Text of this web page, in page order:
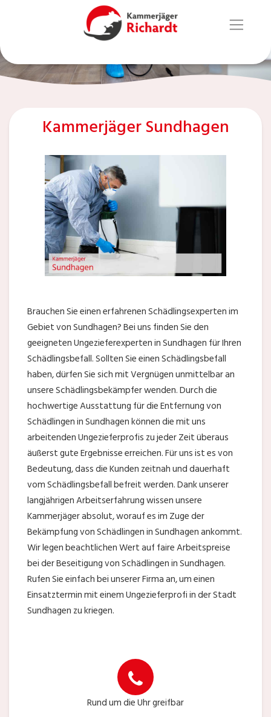
Kammerjäger Sundhagen
Brauchen Sie einen erfahrenen Schädlingsexperten im
Gebiet von Sundhagen? Bei uns finden Sie den
geeigneten Ungezieferexperten in Sundhagen für Ihren
Schädlingsbefall. Sollten Sie einen Schädlingsbefall
haben, dürfen Sie sich mit Vergnügen unmittelbar an
unsere Schädlingsbekämpfer wenden. Durch die
hochwertige Ausstattung für die Entfernung von
Schädlingen in Sundhagen können die mit uns
arbeitenden Ungezieferprofis zu jeder Zeit überaus
äußerst gute Ergebnisse erreichen. Für uns ist es von
Bedeutung, dass die Kunden zeitnah und dauerhaft
vom Schädlingsbefall befreit werden. Dank unserer
langjährigen Arbeitserfahrung wissen unsere
Kammerjäger absolut, worauf es im Zuge der
Bekämpfung von Schädlingen in Sundhagen ankommt.
Wir legen beachtlichen Wert auf faire Arbeitspreise
bei der Beseitigung von Schädlingen in Sundhagen.
Rufen Sie einfach bei unserer Firma an, um einen
Einsatztermin mit einem Ungezieferprofi in der Stadt
Sundhagen zu kriegen.
Rund um die Uhr greifbar